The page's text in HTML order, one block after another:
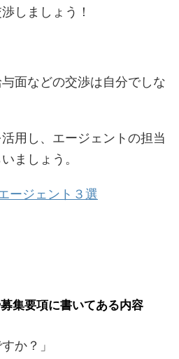
しましょう！
面などの交渉は自分でしな
用し、エージェントの担当
ましょう。
ージェント３選
集要項に書いてある内容
か？」